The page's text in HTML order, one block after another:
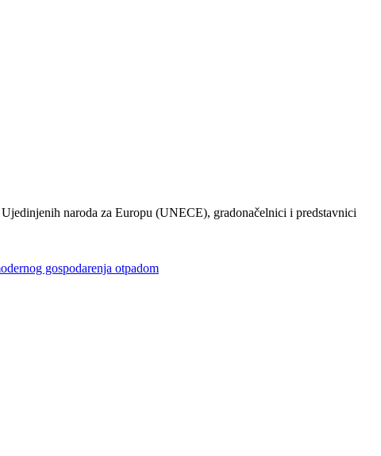
naroda za Europu (UNECE), gradonačelnici i predstavnici
gospodarenja otpadom